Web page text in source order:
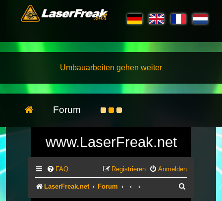
Umbauarbeiten gehen weiter
Forum
www.LaserFreak.net
FAQ Anmelden
Registrieren
LaserFreak.net Forum